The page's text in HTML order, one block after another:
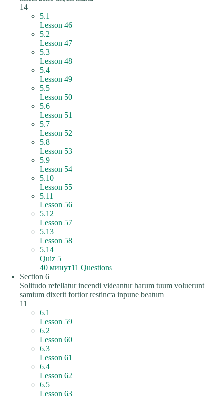
14
5.1
Lesson 46
5.2
Lesson 47
5.3
Lesson 48
5.4
Lesson 49
5.5
Lesson 50
5.6
Lesson 51
5.7
Lesson 52
5.8
Lesson 53
5.9
Lesson 54
5.10
Lesson 55
5.11
Lesson 56
5.12
Lesson 57
5.13
Lesson 58
5.14
Quiz 5
40 минут11 Questions
Section 6
Solitudo refellatur incendi videantur harum tuum voluerunt
samium dixerit fortior restincta inpune beatum
11
6.1
Lesson 59
6.2
Lesson 60
6.3
Lesson 61
6.4
Lesson 62
6.5
Lesson 63